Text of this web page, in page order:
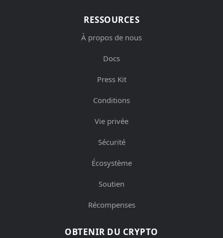
RESSOURCES
À propos de nous
Docs
Press Kit
Conditions
Vie privée
Sécurité
Écosystème
Soutien
Récompenses
OBTENIR DU CRYPTO